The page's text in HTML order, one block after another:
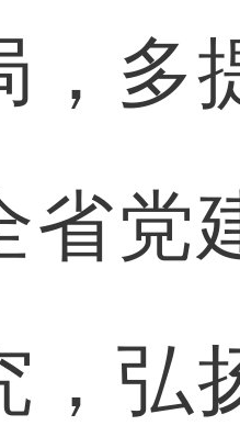
，多
省党
，弘